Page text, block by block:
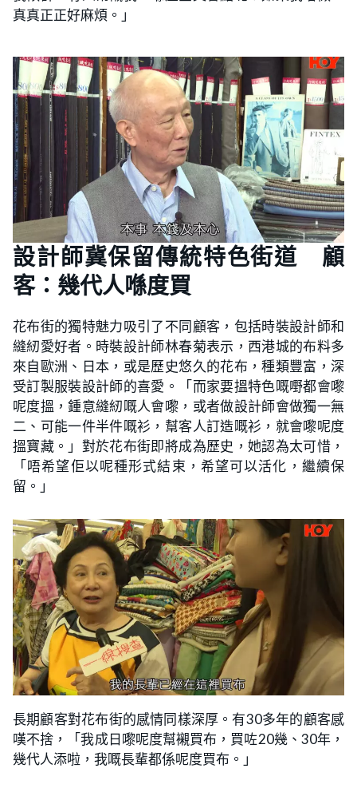
真真正正好麻煩。」
設計師冀保留傳統特色街道 顧
客：幾代人喺度買
花布街的獨特魅力吸引了不同顧客，包括時裝設計師和
縫紉愛好者。時裝設計師林春菊表示，西港城的布料多
來自歐洲、日本，或是歷史悠久的花布，種類豐富，深
受訂製服裝設計師的喜愛。「而家要搵特色嘅嘢都會嚟
呢度搵，鍾意縫紉嘅人會嚟，或者做設計師會做獨一無
二、可能一件半件嘅衫，幫客人訂造嘅衫，就會嚟呢度
搵寶藏。」對於花布街即將成為歷史，她認為太可惜，
「唔希望佢以呢種形式結束，希望可以活化，繼續保
留。」
長期顧客對花布街的感情同樣深厚。有30多年的顧客感
嘆不捨，「我成日嚟呢度幫襯買布，買咗20幾、30年，
幾代人添啦，我嘅長輩都係呢度買布。」